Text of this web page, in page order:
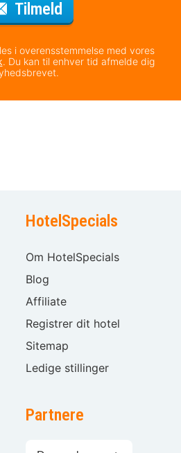
Tilmeld
i overensstemmelse med vores
. Du kan til enhver tid afmelde dig
HotelSpecials
Om HotelSpecials
Blog
Affiliate
Registrer dit hotel
Sitemap
Ledige stillinger
Partnere